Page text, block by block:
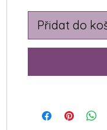
Přidat do